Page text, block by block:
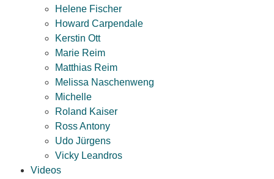
Helene Fischer
Howard Carpendale
Kerstin Ott
Marie Reim
Matthias Reim
Melissa Naschenweng
Michelle
Roland Kaiser
Ross Antony
Udo Jürgens
Vicky Leandros
Videos